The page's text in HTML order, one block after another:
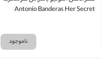
Antonio Banderas Her Secret
ناموجود